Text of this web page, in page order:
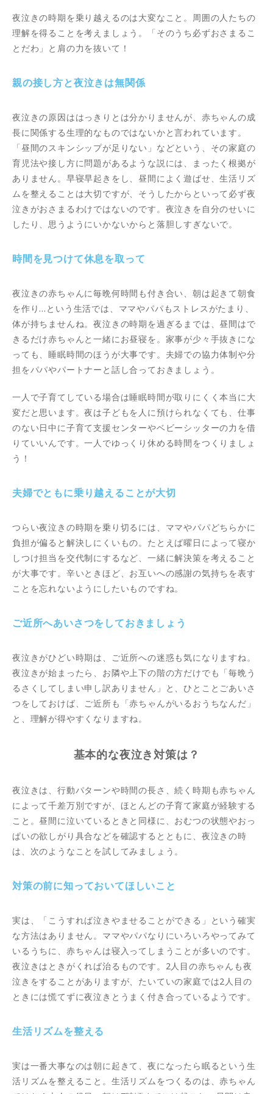
夜泣きの時期を乗り越えるのは大変なこと。周囲の人たちの
理解を得ることを考えましょう。「そのうち必ずおさまるこ
とだわ」と肩の力を抜いて！
親の接し方と夜泣きは無関係
夜泣きの原因ははっきりとは分かりませんが、赤ちゃんの成
長に関係する生理的なものではないかと言われています。
「昼間のスキンシップが足りない」などという、その家庭の
育児法や接し方に問題があるような説には、まったく根拠が
ありません。早寝早起きをし、昼間によく遊ばせ、生活リズ
ムを整えることは大切ですが、そうしたからといって必ず夜
泣きがおさまるわけではないのです。夜泣きを自分のせいに
したり、思うようにいかないからと落胆しすぎないで。
時間を見つけて休息を取って
夜泣きの赤ちゃんに毎晩何時間も付き合い、朝は起きて朝食
を作り…という生活では、ママやパパもストレスがたまり、
体が持ちませんね。夜泣きの時期を過ぎるまでは、昼間はで
きるだけ赤ちゃんと一緒にお昼寝を。家事が少々手抜きにな
っても、睡眠時間のほうが大事です。夫婦での協力体制や分
担をパパやパートナーと話し合っておきましょう。
一人で子育てしている場合は睡眠時間が取りにくく本当に大
変だと思います。夜は子どもを人に預けられなくても、仕事
のない日中に子育て支援センターやベビーシッターの力を借
りていいんです。一人でゆっくり休める時間をつくりましょ
う！
夫婦でともに乗り越えることが大切
つらい夜泣きの時期を乗り切るには、ママやパパどちらかに
負担が偏ると解決しにくいもの。たとえば曜日によって寝か
しつけ担当を交代制にするなど、一緒に解決策を考えること
が大事です。辛いときほど、お互いへの感謝の気持ちを表す
ことを忘れないようにしたいものですね。
ご近所へあいさつをしておきましょう
夜泣きがひどい時期は、ご近所への迷惑も気になりますね。
夜泣きが始まったら、お隣や上下の階の方だけでも「毎晩う
るさくしてしまい申し訳ありません」と、ひとことごあいさ
つをしておけば、ご近所も「赤ちゃんがいるおうちなんだ」
と、理解が得やすくなりますね。
基本的な夜泣き対策は？
夜泣きは、行動パターンや時間の長さ、続く時期も赤ちゃん
によって千差万別ですが、ほとんどの子育て家庭が経験する
こと。昼間に泣いているときと同様に、おむつの状態やおっ
ぱいの欲しがり具合などを確認するとともに、夜泣きの時
は、次のようなことを試してみましょう。
対策の前に知っておいてほしいこと
実は、「こうすれば泣きやませることができる」という確実
な方法はありません。ママやパパなりにいろいろやってみて
いるうちに、赤ちゃんは寝入ってしまうことが多いのです。
夜泣きはときがくれば治るものです。2人目の赤ちゃんも夜
泣きをすることがありますが、たいていの家庭では2人目の
ときには慌てずに夜泣きとうまく付き合っているようです。
生活リズムを整える
実は一番大事なのは朝に起きて、夜になったら眠るという生
活リズムを整えること。生活リズムをつくるのは、赤ちゃん